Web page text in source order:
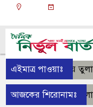
এইমাত্র পাওয়াঃ
কুয়াকাটায় তুলাতলী
আজকের শিরোনামঃ
কুয়াকাটায় তুলাতলী